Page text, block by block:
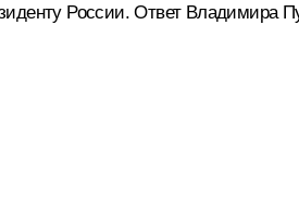
России. Ответ Владимира